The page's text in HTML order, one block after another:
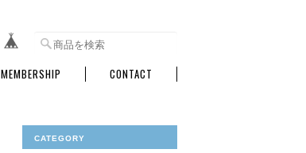
MEMBERSHIP CONTACT
CATEGORY